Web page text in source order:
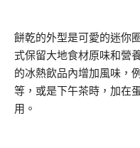
餅乾的外型是可愛的迷你
式保留大地食材原味和營
的冰熱飲品內增加風味，
等，或是下午茶時，加在
用。